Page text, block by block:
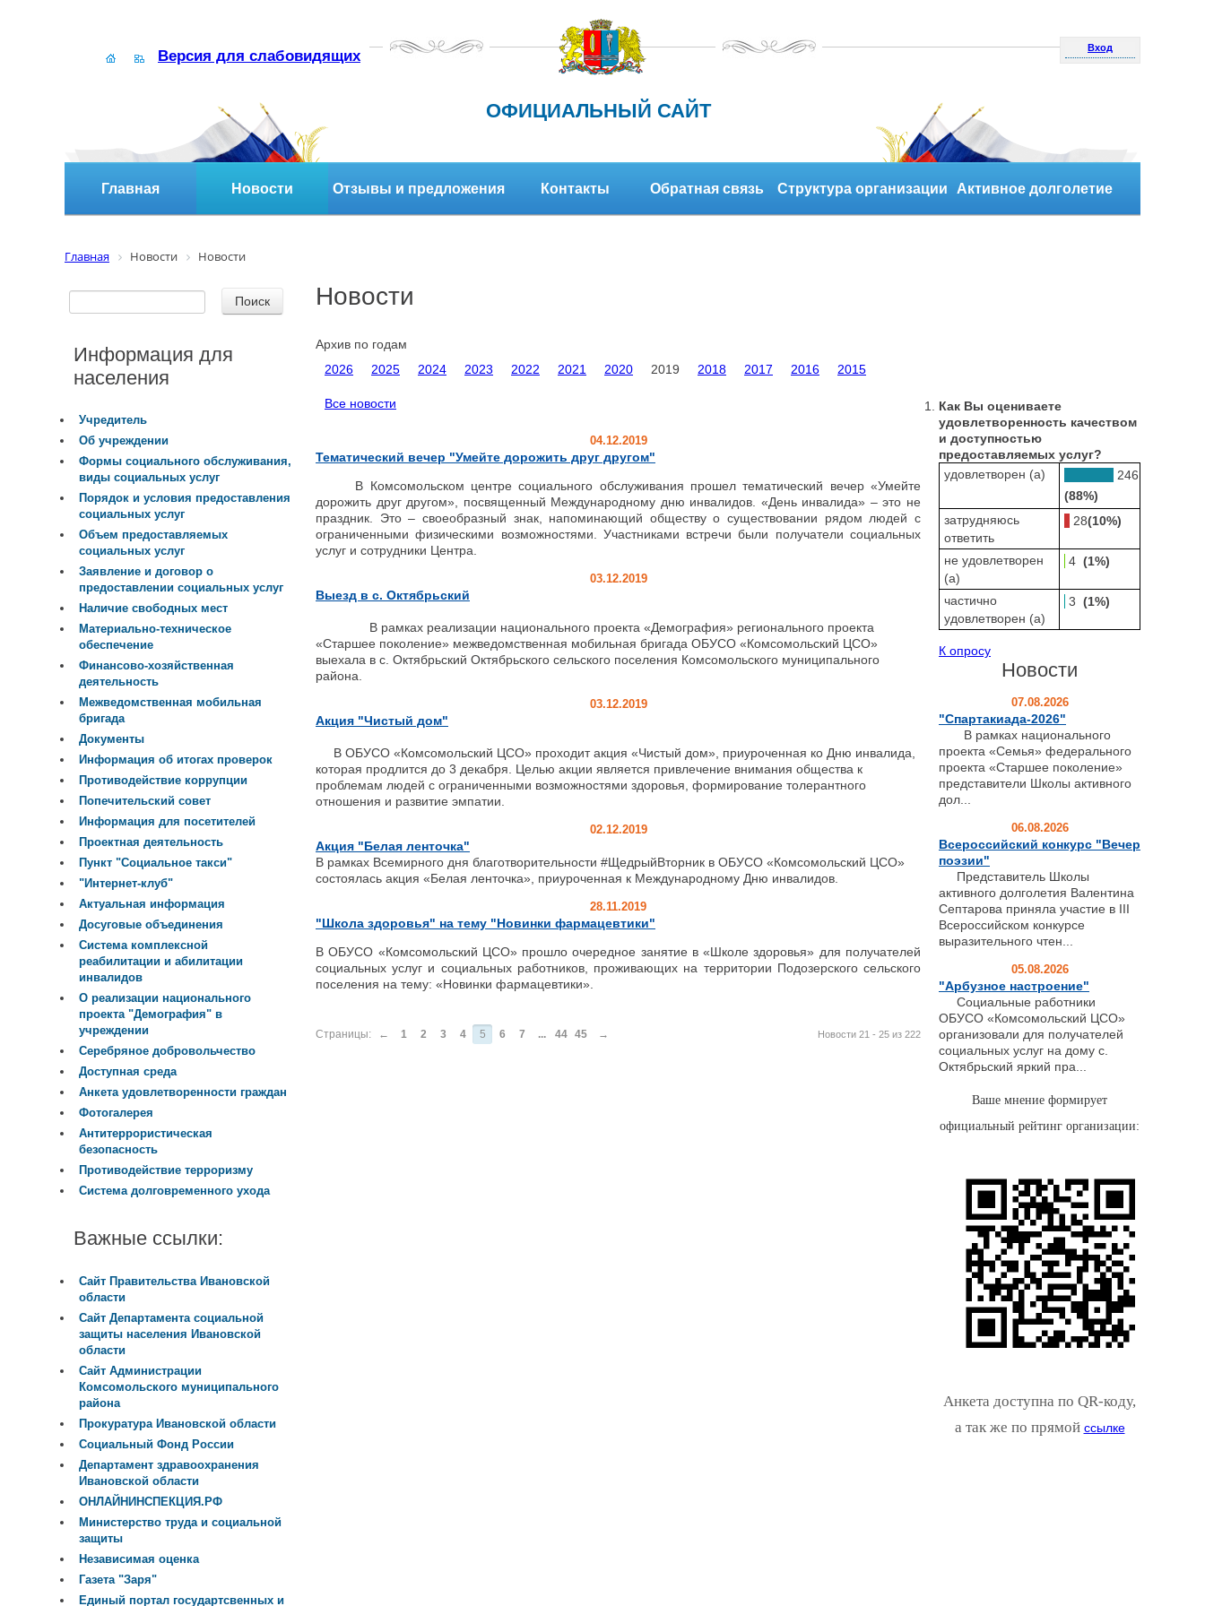
Версия для слабовидящих Вход
ОФИЦИАЛЬНЫЙ САЙТ
Главная Новости Отзывы и предложения Контакты Обратная связь Структура организации Активное долголетие
Главная Новости Новости
Новости
Архив по годам
2026
2025 2024 2023 2022 2021 2020 2019 2018 2017 2016 2015
Все новости
04.12.2019
Тематический вечер "Умейте дорожить друг другом"
В Комсомольском центре социального обслуживания прошел тематический вечер «Умейте
дорожить друг другом», посвященный Международному дню инвалидов. «День инвалида» – это не
праздник. Это – своеобразный знак, напоминающий обществу о существовании рядом людей с
ограниченными физическими возможностями. Участниками встречи были получатели социальных
услуг и сотрудники Центра.
03.12.2019
Выезд в с. Октябрьский
В рамках реализации национального проекта «Демография» регионального проекта
«Старшее поколение» межведомственная мобильная бригада ОБУСО «Комсомольский ЦСО»
выехала в с. Октябрьский Октябрьского сельского поселения Комсомольского муниципального
района.
03.12.2019
Акция "Чистый дом"
В ОБУСО «Комсомольский ЦСО» проходит акция «Чистый дом», приуроченная ко Дню инвалида,
которая продлится до 3 декабря. Целью акции является привлечение внимания общества к
проблемам людей с ограниченными возможностями здоровья, формирование толерантного
отношения и развитие эмпатии.
02.12.2019
Акция "Белая ленточка"
В рамках Всемирного дня благотворительности #ЩедрыйВторник в ОБУСО «Комсомольский ЦСО»
состоялась акция «Белая ленточка», приуроченная к Международному Дню инвалидов.
28.11.2019
"Школа здоровья" на тему "Новинки фармацевтики"
В ОБУСО «Комсомольский ЦСО» прошло очередное занятие в «Школе здоровья» для получателей
социальных услуг и социальных работников, проживающих на территории Подозерского сельского
поселения на тему: «Новинки фармацевтики».
Новости 21 - 25 из 222
Страницы: ← 1 2 3 4 5 6 7 ... 44 45 →
Информация для
населения
Учредитель
Об учреждении
Формы социального обслуживания,
виды социальных услуг
Порядок и условия предоставления
социальных услуг
Объем предоставляемых
социальных услуг
Заявление и договор о
предоставлении социальных услуг
Наличие свободных мест
Материально-техническое
обеспечение
Финансово-хозяйственная
деятельность
Межведомственная мобильная
бригада
Документы
Информация об итогах проверок
Противодействие коррупции
Попечительский совет
Информация для посетителей
Проектная деятельность
Пункт "Социальное такси"
"Интернет-клуб"
Актуальная информация
Досуговые объединения
Система комплексной
реабилитации и абилитации
инвалидов
О реализации национального
проекта "Демография" в
учреждении
Серебряное добровольчество
Доступная среда
Анкета удовлетворенности граждан
Фотогалерея
Антитеррористическая
безопасность
Противодействие терроризму
Система долговременного ухода
Важные ссылки:
Сайт Правительства Ивановской
области
Сайт Департамента социальной
защиты населения Ивановской
области
Сайт Администрации
Комсомольского муниципального
района
Прокуратура Ивановской области
Социальный Фонд России
Департамент здравоохранения
Ивановской области
ОНЛАЙНИНСПЕКЦИЯ.РФ
Министерство труда и социальной
защиты
Независимая оценка
Газета "Заря"
Единый портал государтсвенных и
Как Вы оцениваете
удовлетворенность качеством
и доступностью
предоставляемых услуг?
удовлетворен (а)
246
(88%)
затрудняюсь
ответить
28(10%)
не удовлетворен
(а)
4 (1%)
частично
удовлетворен (а)
3 (1%)
К опросу
Новости
07.08.2026
"Спартакиада-2026"
В рамках национального
проекта «Семья» федерального
проекта «Старшее поколение»
представители Школы активного
дол...
06.08.2026
Всероссийский конкурс "Вечер
поэзии"
Представитель Школы
активного долголетия Валентина
Септарова приняла участие в III
Всероссийском конкурсе
выразительного чтен...
05.08.2026
"Арбузное настроение"
Социальные работники
ОБУСО «Комсомольский ЦСО»
организовали для получателей
социальных услуг на дому с.
Октябрьский яркий пра...
Ваше мнение формирует
официальный рейтинг организации:
Анкета доступна по QR-коду,
а так же по прямой ссылке